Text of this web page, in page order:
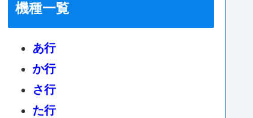
機種一覧
あ行
か行
さ行
た行